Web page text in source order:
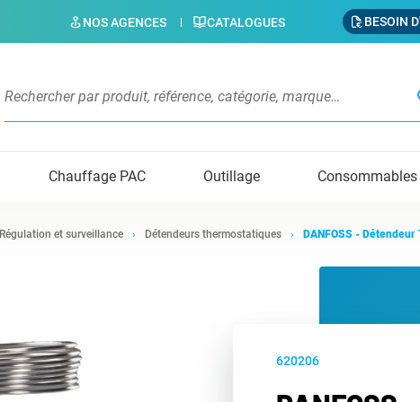
NOS AGENCES CATALOGUES BESOIN
Chauffage PAC Outillage Consommables
Régulation et surveillance Détendeurs thermostatiques DANFOSS -
620206